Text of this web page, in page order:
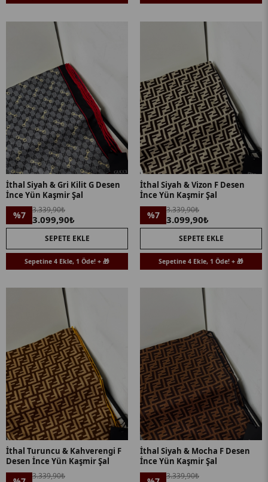
İthal Siyah & Gri Kilit G Desen
İnce Yün Kaşmir Şal
%7 3.339,90₺
3.099,90₺
SEPETE EKLE
Sepetine 4 Ekle, 1 Öde! + 🎁
İthal Siyah & Vizon F Desen
İnce Yün Kaşmir Şal
%7 3.339,90₺
3.099,90₺
SEPETE EKLE
Sepetine 4 Ekle, 1 Öde! + 🎁
İthal Turuncu & Kahverengi F
Desen İnce Yün Kaşmir Şal
3.339,90₺
İthal Siyah & Mocha F Desen
İnce Yün Kaşmir Şal
3.339,90₺